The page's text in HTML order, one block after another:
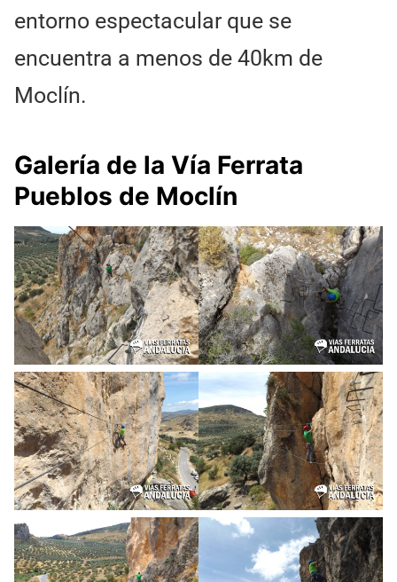
entorno espectacular que se
encuentra a menos de 40km de
Moclín.
Galería de la Vía Ferrata
Pueblos de Moclín